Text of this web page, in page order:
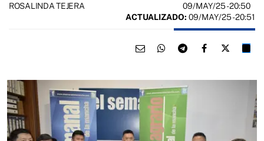
ROSALINDA TEJERA 09/MAY/25- 20:50
ACTUALIZADO: 09/MAY/25 - 20:51